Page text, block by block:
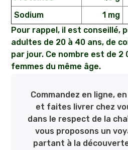
Sodium
1 mg
Pour rappel, il est conseillé,
adultes de 20 à 40 ans, de
par jour. Ce nombre est de 2
femmes du même âge.
Commandez en ligne,
et faites livrer chez
dans le respect de la
vous proposons un
partant à la